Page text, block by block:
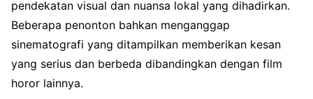
pendekatan visual dan nuansa lokal yang dihadirkan.
Beberapa penonton bahkan menganggap
sinematografi yang ditampilkan memberikan kesan
yang serius dan berbeda dibandingkan dengan film
horor lainnya.